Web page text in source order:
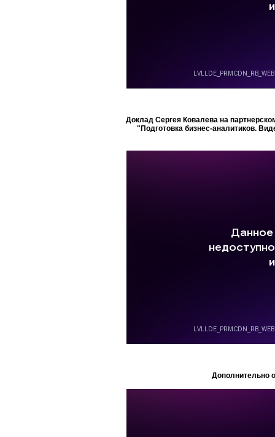
Доклад Сергея Ковалева на
"Подготовка бизнес-аналитиков.
Дополнительно